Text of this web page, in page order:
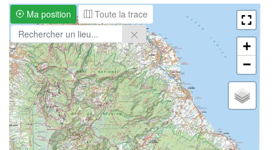
Ma position
Toute la trace
+
−